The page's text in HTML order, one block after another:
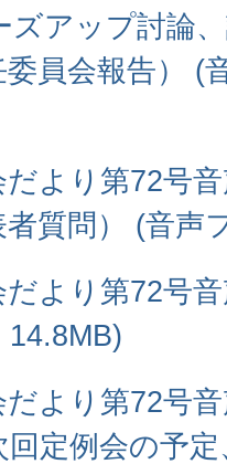
ズアップ討論
員会報告） (
より第72号
質問） (音声
より第72号
より第72号
定例会の予